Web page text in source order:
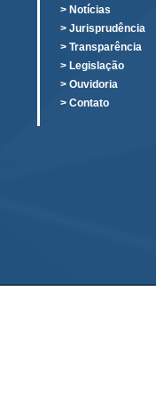
> Notícias
> Jurisprudência
> Transparência
> Legislação
> Ouvidoria
> Contato